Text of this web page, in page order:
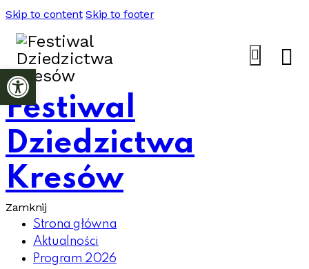
Skip to content Skip to footer
Festiwal
Dziedzictwa
Kresów
Zamknij
Strona główna
Aktualności
Program 2026
Otwórz pasek narzędzi